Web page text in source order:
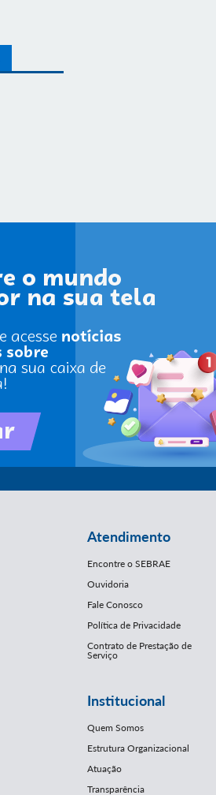
Atendimento
Encontre o SEBRAE
Ouvidoria
Fale Conosco
Política de Privacidade
Contrato de Prestação de
Serviço
Institucional
Quem Somos
Estrutura Organizacional
Atuação
Transparência